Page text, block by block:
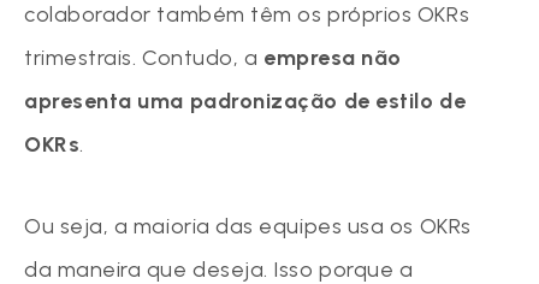
colaborador também têm os próprios OKRs
trimestrais. Contudo, a empresa não
apresenta uma padronização de estilo de
OKRs.
Ou seja, a maioria das equipes usa os OKRs
da maneira que deseja. Isso porque a